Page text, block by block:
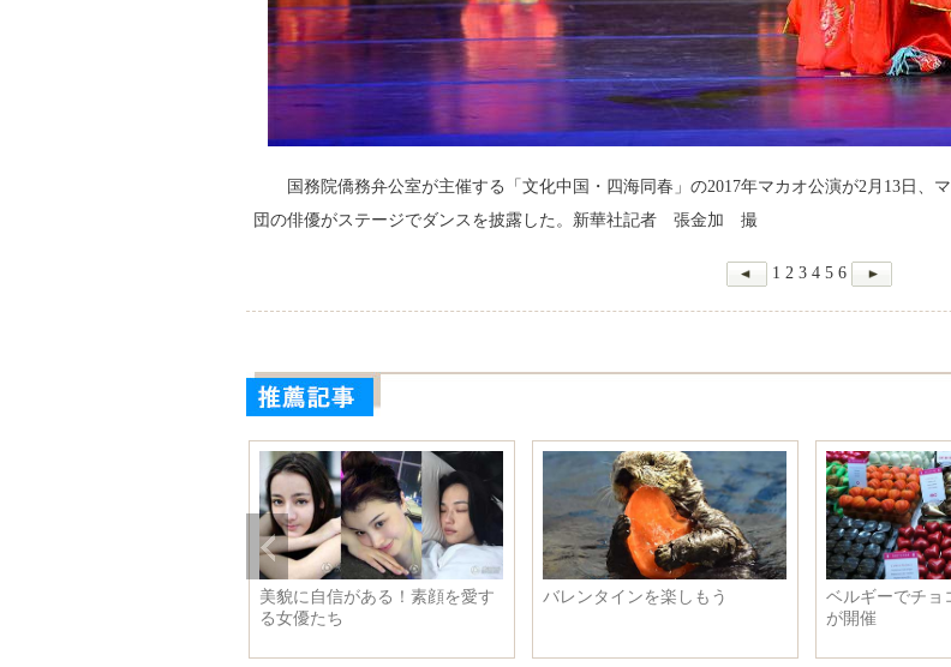
国務院僑務弁公室が主催する「文化中国・四海同春」の2017年マカオ公演が2月13日、
団の俳優がステージでダンスを披露した。新華社記者 張金加 撮
1 2 3 4 5 6
美貌に自信がある！素顔を愛す
る女優たち
バレンタインを楽しもう
ベルギーでチョコレー